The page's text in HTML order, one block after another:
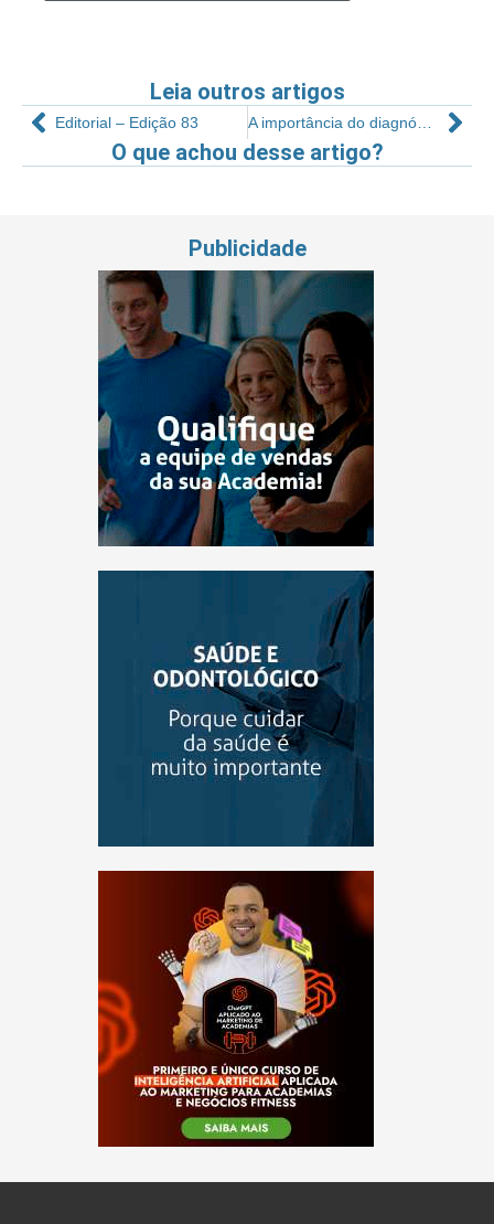
Leia outros artigos
Editorial – Edição 83 A importância do diagnóstico em academias
O que achou desse artigo?
Publicidade